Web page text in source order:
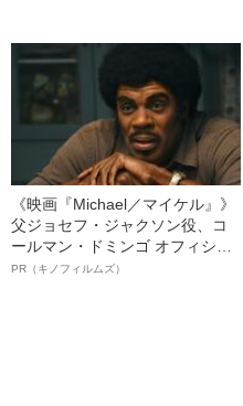
《映画『Michael／マイケル』》
父ジョセフ・ジャクソン役、コ
ールマン・ドミンゴ オフィシャ
ルインタビュー“観客を魅了した
PR（キノフィルムズ）